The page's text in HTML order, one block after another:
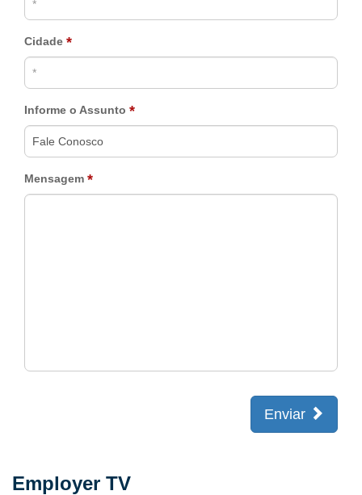
Cidade *
Informe o Assunto *
Mensagem *
Enviar
Employer TV